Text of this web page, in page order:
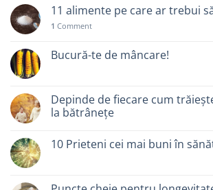
11 alimente pe care ar trebui
1 Comment
Bucură-te de mâncare!
Depinde de fiecare cum
la bătrânețe
10 Prieteni cei mai buni în